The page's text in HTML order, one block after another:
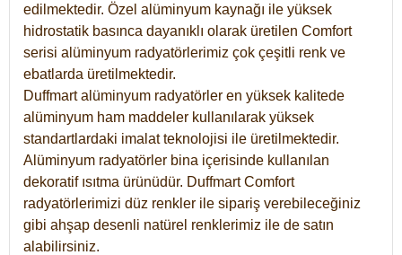
edilmektedir. Özel alüminyum kaynağı ile yüksek
hidrostatik basınca dayanıklı olarak üretilen Comfort
serisi alüminyum radyatörlerimiz çok çeşitli renk ve
ebatlarda üretilmektedir.
Duffmart alüminyum radyatörler en yüksek kalitede
alüminyum ham maddeler kullanılarak yüksek
standartlardaki imalat teknolojisi ile üretilmektedir.
Alüminyum radyatörler bina içerisinde kullanılan
dekoratif ısıtma ürünüdür. Duffmart Comfort
radyatörlerimizi düz renkler ile sipariş verebileceğiniz
gibi ahşap desenli natürel renklerimiz ile de satın
alabilirsiniz.